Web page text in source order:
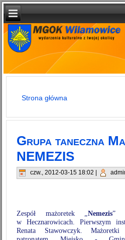
Jesteś tutaj
Strona główna
Grupa taneczna
NEMEZIS
czw., 2012-03-15 18:02
Zespół mażoretek „ Nemezis”
w Hecznarowicach. Pierwszym
Renata Stawowczyk.